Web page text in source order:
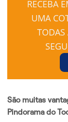
RECEBA
UMA
TODAS
São muitas
Pindorama do